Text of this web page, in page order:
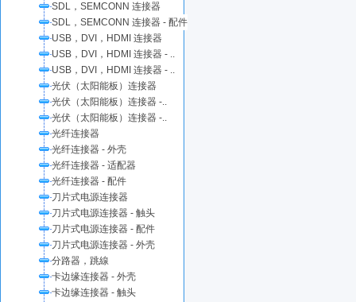
SDL，SEMCONN 连接器
SDL，SEMCONN 连接器 - 配件
USB，DVI，HDMI 连接器
USB，DVI，HDMI 连接器 - ..
USB，DVI，HDMI 连接器 - ..
光伏（太阳能板）连接器
光伏（太阳能板）连接器 -..
光伏（太阳能板）连接器 -..
光纤连接器
光纤连接器 - 外壳
光纤连接器 - 适配器
光纤连接器 - 配件
刀片式电源连接器
刀片式电源连接器 - 触头
刀片式电源连接器 - 配件
刀片式电源连接器 - 外壳
分路器，跳線
卡边缘连接器 - 外壳
卡边缘连接器 - 触头